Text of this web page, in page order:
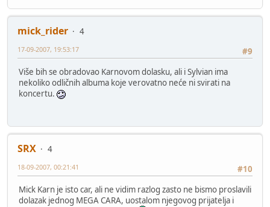
mick_rider
4
#9
17-09-2007, 19:53:17
Više bih se obradovao Karnovom dolasku, ali i Sylvian ima
nekoliko odličnih albuma koje verovatno neće ni svirati na
koncertu.
SRX
4
#10
18-09-2007, 00:21:41
Mick Karn je isto car, ali ne vidim razlog zasto ne bismo proslavili
dolazak jednog MEGA CARA, uostalom njegovog prijatelja i